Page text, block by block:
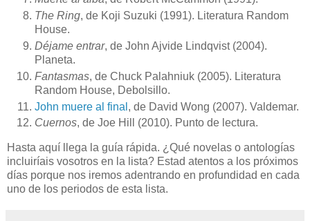
The Ring, de Koji Suzuki (1991). Literatura Random
House.
Déjame entrar, de John Ajvide Lindqvist (2004).
Planeta.
Fantasmas, de Chuck Palahniuk (2005). Literatura
Random House, Debolsillo.
John muere al final , de David Wong (2007). Valdemar.
Cuernos, de Joe Hill (2010). Punto de lectura.
Hasta aquí llega la guía rápida. ¿Qué novelas o antologías
incluiríais vosotros en la lista? Estad atentos a los próximos
días porque nos iremos adentrando en profundidad en cada
uno de los periodos de esta lista.